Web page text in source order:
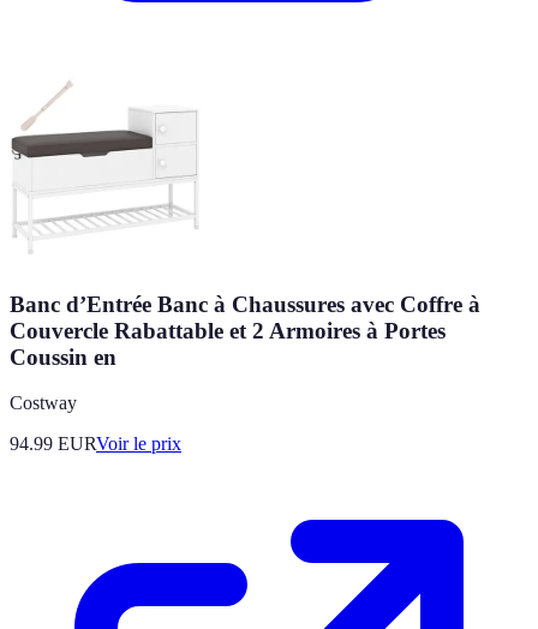
Banc d’Entrée Banc à Chaussures avec Coffre à
Couvercle Rabattable et 2 Armoires à Portes
Coussin en
Costway
94.99 EURVoir le prix